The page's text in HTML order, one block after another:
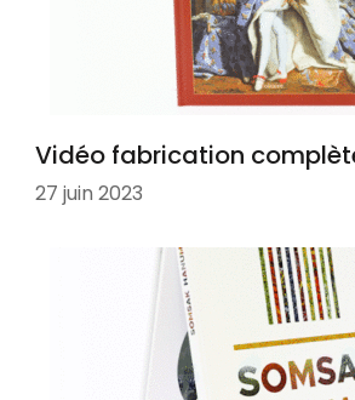
Vidéo fabrication
27 juin 2023